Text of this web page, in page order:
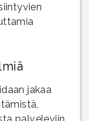
jakaa